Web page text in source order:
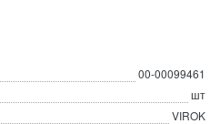
00-00099461
шт
VIROK